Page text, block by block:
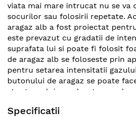
viata mai mare intrucat nu se va
socurilor sau folosirii repetate.
aragaz alb a fost proiectat
este prevazut cu gradatii de
suprafata lui si poate fi folosit
de aragaz alb se foloseste prin
pentru setarea intensitatii
butonului de aragaz se poate
stergerea lui cu o laveta umeda
Specificatii